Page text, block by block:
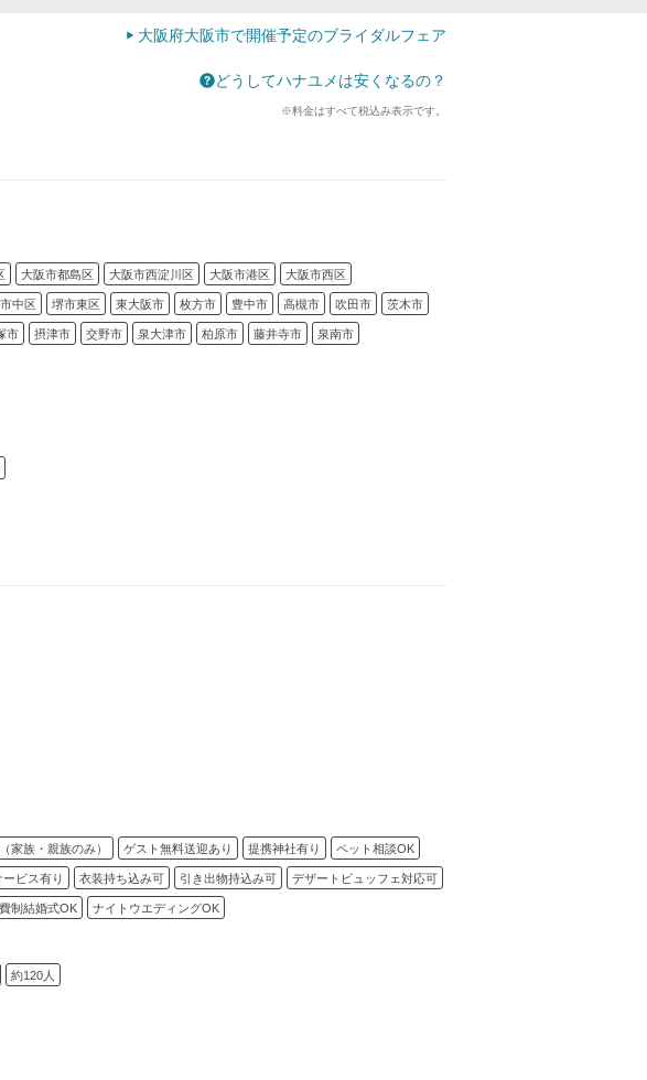
大阪府大阪市で開催予定のブライダルフェア
どうしてハナユメは安くなるの？
※料金はすべて税込み表示です。
大阪市都島区 大阪市西淀川区 大阪市港区 大阪市西区
中区 堺市東区 東大阪市 枚方市 豊中市 高槻市 吹田市 茨木市
市 摂津市 交野市 泉大津市 柏原市 藤井寺市 泉南市
家族・親族のみ） ゲスト無料送迎あり 提携神社有り ペット相談OK
ービス有り 衣装持ち込み可 引き出物持込み可 デザートビュッフェ対応可
制結婚式OK ナイトウエディングOK
約120人